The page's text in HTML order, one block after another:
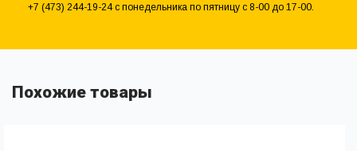
+7 (473) 244-19-24 с понедельника по пятницу с 8-00 до 17-00.
Похожие товары